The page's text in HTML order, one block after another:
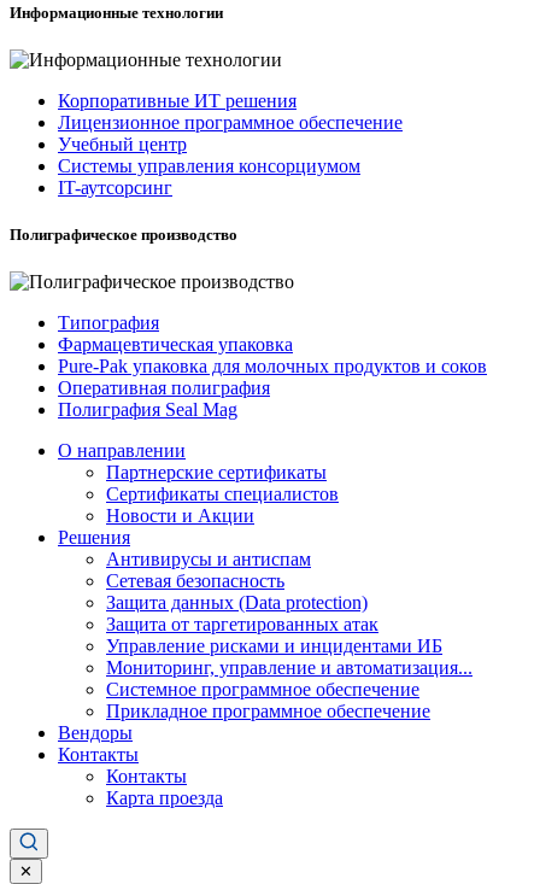
Информационные технологии
Корпоративные ИТ решения
Лицензионное программное обеспечение
Учебный центр
Системы управления консорциумом
IT-аутсорсинг
Полиграфическое производство
Типография
Фармацевтическая упаковка
Pure-Pak упаковка для молочных продуктов и соков
Оперативная полиграфия
Полиграфия Seal Mag
О направлении
Партнерские сертификаты
Сертификаты специалистов
Новости и Акции
Решения
Антивирусы и антиспам
Сетевая безопасность
Защита данных (Data protection)
Защита от таргетированных атак
Управление рисками и инцидентами ИБ
Мониторинг, управление и автоматизация...
Системное программное обеспечение
Прикладное программное обеспечение
Вендоры
Контакты
Контакты
Карта проезда
✕